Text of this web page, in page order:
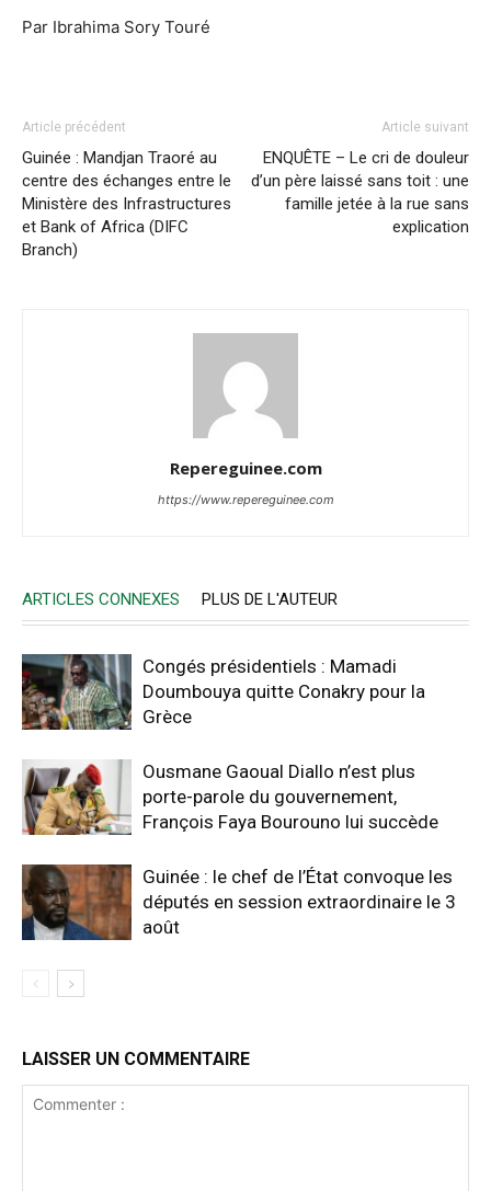
Par Ibrahima Sory Touré
Article précédent
Guinée : Mandjan Traoré au
centre des échanges entre le
Ministère des Infrastructures
et Bank of Africa (DIFC
Branch)
Article suivant
ENQUÊTE – Le cri de douleur
d’un père laissé sans toit : une
famille jetée à la rue sans
explication
Repereguinee.com
https://www.repereguinee.com
ARTICLES CONNEXES PLUS DE L'AUTEUR
Congés présidentiels : Mamadi
Doumbouya quitte Conakry pour la
Grèce
Ousmane Gaoual Diallo n’est plus
porte-parole du gouvernement,
François Faya Bourouno lui succède
Guinée : le chef de l’État convoque les
députés en session extraordinaire le 3
août
LAISSER UN COMMENTAIRE